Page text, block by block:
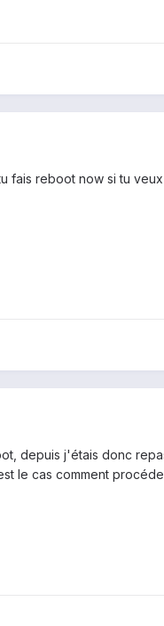
fais reboot now si tu
depuis j'étais donc
le cas comment